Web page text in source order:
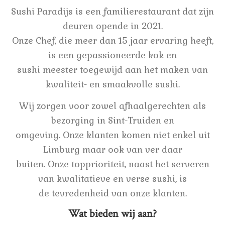
Sushi Paradijs is een familierestaurant dat zijn
deuren opende in 2021.
Onze Chef, die meer dan 15 jaar ervaring heeft,
is een gepassioneerde kok en
sushi meester toegewijd aan het maken van
kwaliteit- en smaakvolle sushi.
Wij zorgen voor zowel afhaalgerechten als
bezorging in Sint-Truiden en
omgeving. Onze klanten komen niet enkel uit
Limburg maar ook van ver daar
buiten. Onze topprioriteit, naast het serveren
van kwalitatieve en verse sushi, is
de tevredenheid van onze klanten.
Wat bieden wij aan?